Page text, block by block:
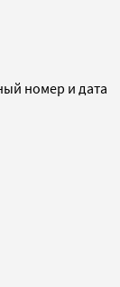
номер и дата